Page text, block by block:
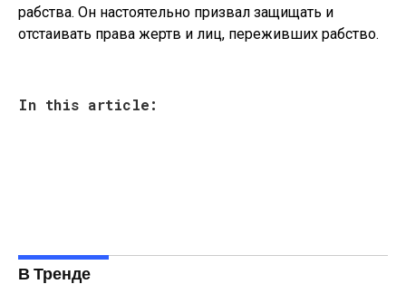
рабства. Он настоятельно призвал защищать и
отстаивать права жертв и лиц, переживших рабство.
In this article:
В Тренде